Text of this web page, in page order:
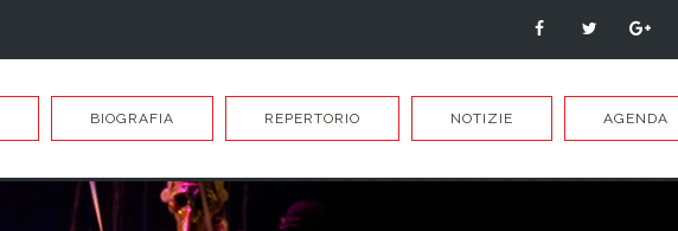
BIOGRAFIA REPERTORIO NOTIZIE AGENDA